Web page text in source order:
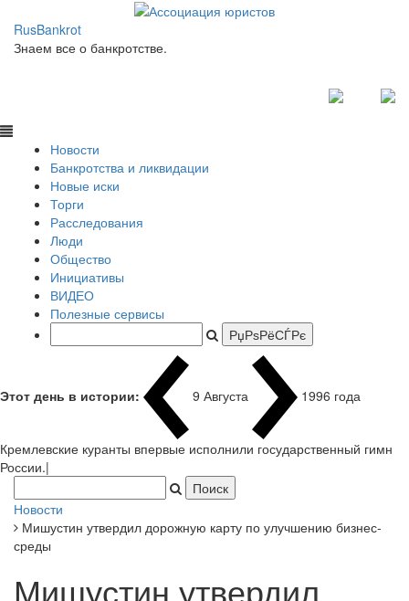
RusBankrot
Знаем все о банкротстве.
Новости
Банкротства и ликвидации
Новые иски
Торги
Расследования
Люди
Общество
Инициативы
ВИДЕО
Полезные сервисы
Этот день в истории: 9 Августа 1996 года
Кремлевские куранты впервые исполнили государственный гимн
России.|
Новости
Мишустин утвердил дорожную карту по улучшению бизнес-
среды
Мишустин утвердил